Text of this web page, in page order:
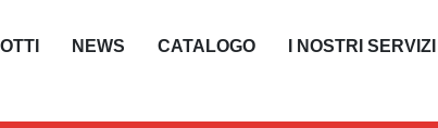
NEWS CATALOGO I NOSTRI SERVIZI